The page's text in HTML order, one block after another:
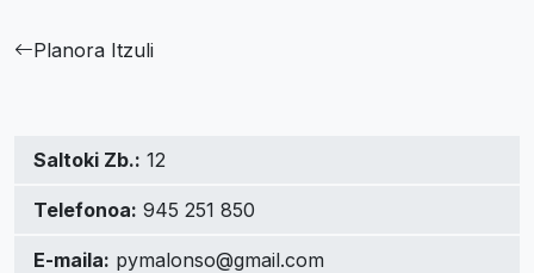
Planora Itzuli
Saltoki Zb.: 12
Telefonoa: 945 251 850
E-maila: pymalonso@gmail.com